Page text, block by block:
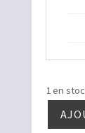
1 en